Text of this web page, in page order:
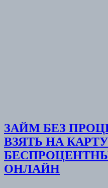
ЗАЙМ БЕЗ
ВЗЯТЬ НА
ОНЛАЙН